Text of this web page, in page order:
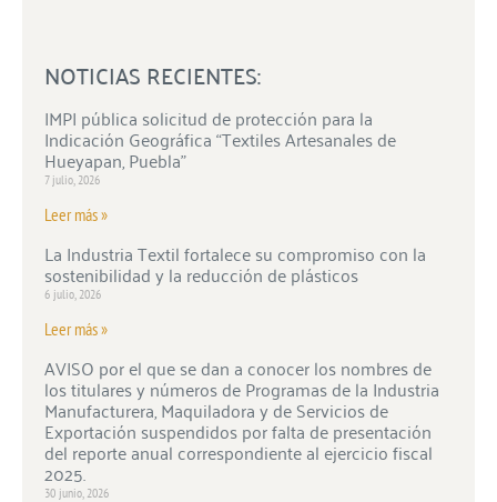
NOTICIAS RECIENTES:
IMPI pública solicitud de protección para la
Indicación Geográfica “Textiles Artesanales de
Hueyapan, Puebla”
7 julio, 2026
Leer más »
La Industria Textil fortalece su compromiso con la
sostenibilidad y la reducción de plásticos
6 julio, 2026
Leer más »
AVISO por el que se dan a conocer los nombres de
los titulares y números de Programas de la Industria
Manufacturera, Maquiladora y de Servicios de
Exportación suspendidos por falta de presentación
del reporte anual correspondiente al ejercicio fiscal
2025.
30 junio, 2026